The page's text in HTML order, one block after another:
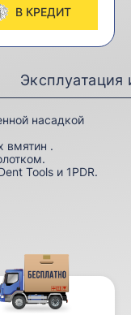
В КРЕДИТ
насадкой
вмятин .
Tools и 1PDR.